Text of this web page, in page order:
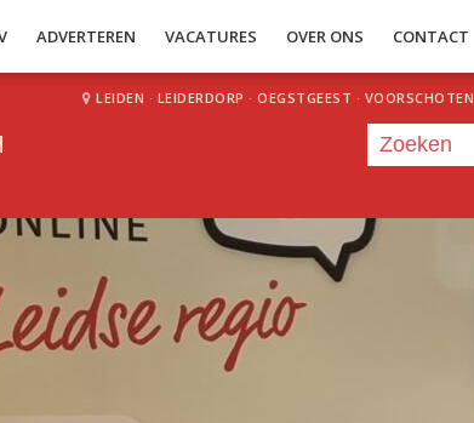
ADVERTEREN VACATURES OVER ONS CONTACT
LEIDEN · LEIDERDORP · OEGSTGEEST · VOORSCHOTEN